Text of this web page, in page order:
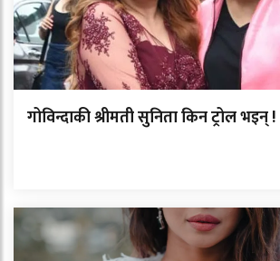
गोविन्दाकी श्रीमती सुनिता किन ट्रोल भइन् !